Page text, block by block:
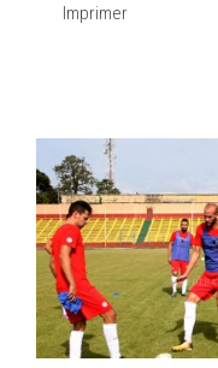
Imprimer